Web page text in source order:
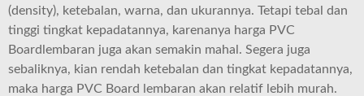
(density), ketebalan, warna, dan ukurannya. Tetapi tebal dan
tinggi tingkat kepadatannya, karenanya harga PVC
Boardlembaran juga akan semakin mahal. Segera juga
sebaliknya, kian rendah ketebalan dan tingkat kepadatannya,
maka harga PVC Board lembaran akan relatif lebih murah.